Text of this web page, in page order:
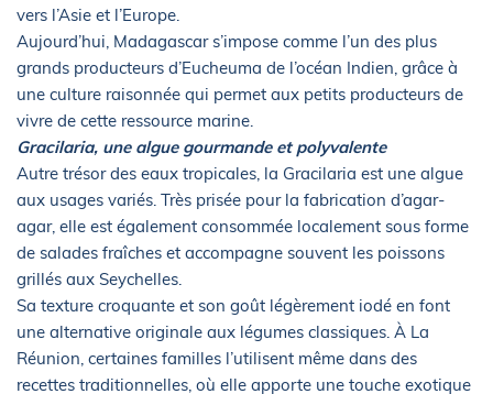
vers l’Asie et l’Europe.
Aujourd’hui, Madagascar s’impose comme l’un des plus
grands producteurs d’Eucheuma de l’océan Indien, grâce à
une culture raisonnée qui permet aux petits producteurs de
vivre de cette ressource marine.
Gracilaria, une algue gourmande et polyvalente
Autre trésor des eaux tropicales, la Gracilaria est une algue
aux usages variés. Très prisée pour la fabrication d’agar-
agar, elle est également consommée localement sous forme
de salades fraîches et accompagne souvent les poissons
grillés aux Seychelles.
Sa texture croquante et son goût légèrement iodé en font
une alternative originale aux légumes classiques. À La
Réunion, certaines familles l’utilisent même dans des
recettes traditionnelles, où elle apporte une touche exotique